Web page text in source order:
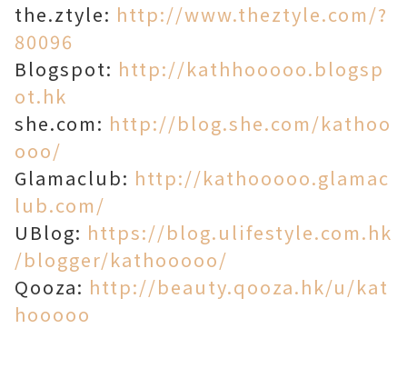
the.ztyle: http://www.theztyle.com/?
80096
Blogspot: http://kathhooooo.blogsp
ot.hk
she.com: http://blog.she.com/kathoo
ooo/
Glamaclub: http://kathooooo.glamac
lub.com/
UBlog: https://blog.ulifestyle.com.hk
/blogger/kathooooo/
Qooza: http://beauty.qooza.hk/u/kat
hooooo